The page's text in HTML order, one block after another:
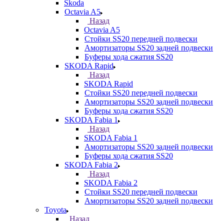
Skoda
Octavia A5
Назад
Octavia A5
Стойки SS20 передней подвески
Амортизаторы SS20 задней подвески
Буферы хода сжатия SS20
SKODA Rapid
Назад
SKODA Rapid
Стойки SS20 передней подвески
Амортизаторы SS20 задней подвески
Буферы хода сжатия SS20
SKODA Fabia 1
Назад
SKODA Fabia 1
Амортизаторы SS20 задней подвески
Буферы хода сжатия SS20
SKODA Fabia 2
Назад
SKODA Fabia 2
Стойки SS20 передней подвески
Амортизаторы SS20 задней подвески
Toyota
Назад